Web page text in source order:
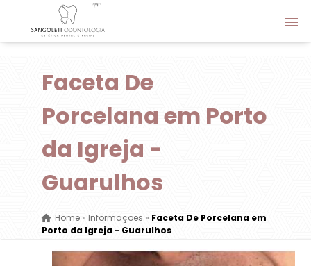
Faceta De
Porcelana em Porto
da Igreja -
Guarulhos
Home» Informações » Faceta De Porcelana em
Porto da Igreja - Guarulhos